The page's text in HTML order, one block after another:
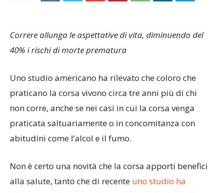
Correre allunga le aspettative di vita, diminuendo del
40% i rischi di morte prematura
Uno studio americano ha rilevato che coloro che
praticano la corsa vivono circa tre anni più di chi
non corre, anche se nei casi in cui la corsa venga
praticata saltuariamente o in concomitanza con
abitudini come l’alcol e il fumo.
Non è certo una novità che la corsa apporti benefici
alla salute, tanto che di recente uno studio ha